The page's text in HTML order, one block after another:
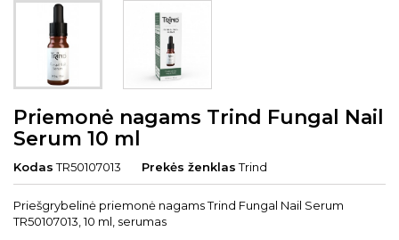
Priemonė nagams Trind Fungal Nail
Serum 10 ml
Kodas TR50107013 Prekės ženklas Trind
Priešgrybelinė priemonė nagams Trind Fungal Nail Serum
TR50107013, 10 ml, serumas